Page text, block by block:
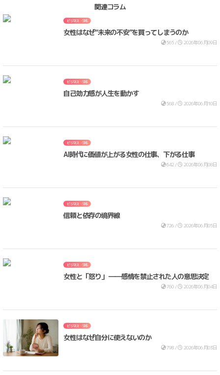
関連コラム
ビジネス・SNS
女性はなぜ“未来の不安”を買ってしまうのか
565 / 2026年06月09日
ビジネス・SNS
自己効力感が人生を動かす
568 / 2026年06月10日
ビジネス・SNS
AI時代に価値が上がる女性の仕事、下がる仕事
642 / 2026年06月08日
ビジネス・SNS
信頼と依存の境界線
726 / 2026年06月05日
ビジネス・SNS
女性と「怒り」 ――感情を禁止された人の意思決定
760 / 2026年06月04日
ビジネス・SNS
女性はなぜ自分に使えないのか
798 / 2026年06月03日